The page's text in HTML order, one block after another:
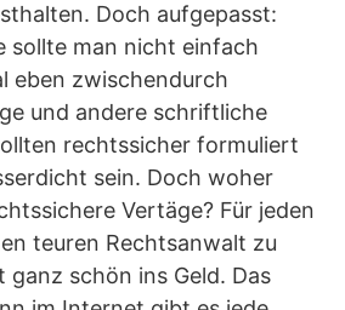
Doch aufgepasst:
sollte man nicht einfach
eben zwischendurch
und andere schriftliche
rechtssicher formuliert
sein. Doch woher
Vertäge? Für jeden
teuren Rechtsanwalt zu
schön ins Geld. Das